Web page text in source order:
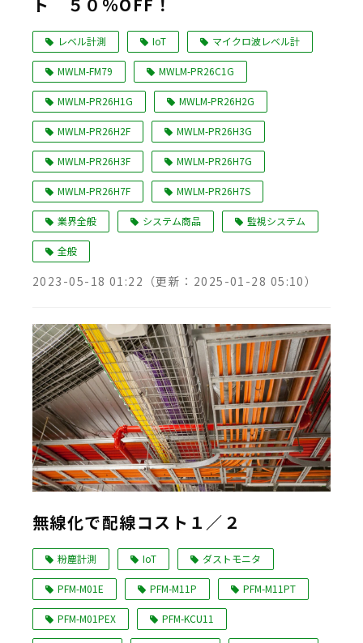
レベル計測 IoT マイクロ波レベル計
MWLM-FM79 MWLM-PR26C1G
MWLM-PR26H1G MWLM-PR26H2G
MWLM-PR26H2F MWLM-PR26H3G
MWLM-PR26H3F MWLM-PR26H7G
MWLM-PR26H7F MWLM-PR26H7S
業界全般 システム商品 監視システム
全般
2023-05-18 01:22 （更新： 2025-01-28 05:10）
無線化で配線コスト１／２
粉塵計測 IoT ダストモニタ
PFM-M01E PFM-M11P PFM-M11PT
PFM-M01PEX PFM-KCU11